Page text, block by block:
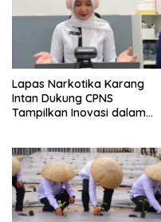
Lapas Narkotika Karang
Intan Dukung CPNS
Tampilkan Inovasi dalam